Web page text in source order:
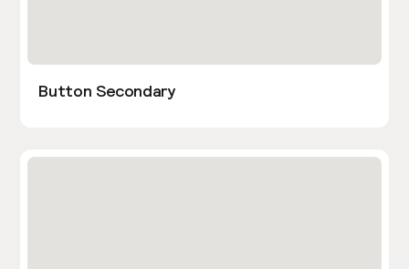
Button Secondary